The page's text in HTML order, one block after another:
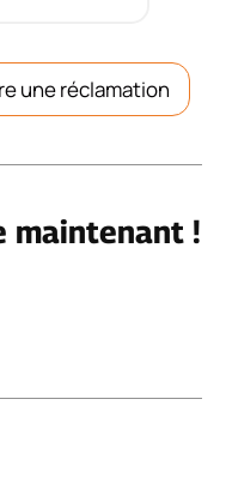
une réclamation
maintenant !